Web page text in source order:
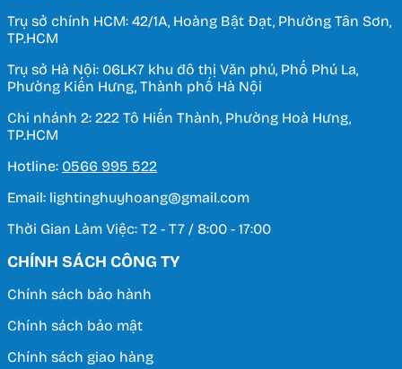
Trụ sở chính HCM: 42/1A, Hoàng Bật Đạt, Phường Tân Sơn,
TP.HCM
Trụ sở Hà Nội: 06LK7 khu đô thị Văn phú, Phố Phú La,
Phường Kiến Hưng, Thành phố Hà Nội
Chi nhánh 2: 222 Tô Hiến Thành, Phường Hoà Hưng,
TP.HCM
Hotline: 0566 995 522
Email: lightinghuyhoang@gmail.com
Thời Gian Làm Việc: T2 - T7 / 8:00 - 17:00
CHÍNH SÁCH CÔNG TY
Chính sách bảo hành
Chính sách bảo mật
Chính sách giao hàng